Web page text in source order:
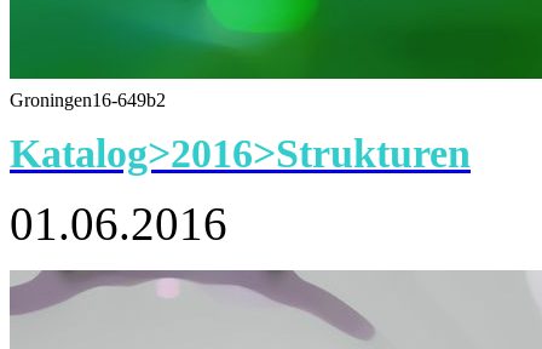
Groningen16-649b2
Katalog>2016>Strukturen
01.06.2016